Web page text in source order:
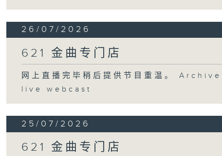
26/07/2026
621 金曲专门店
网上直播完毕稍后提供节目重温。
live webcast
25/07/2026
621 金曲专门店